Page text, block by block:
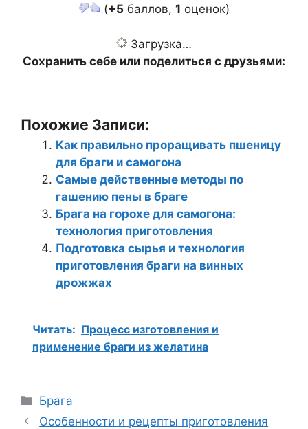
(+5 баллов, 1 оценок)
Загрузка…
Сохранить себе или поделиться с друзьями:
Похожие Записи:
Как правильно проращивать пшеницу
для браги и самогона
Самые действенные методы по
гашению пены в браге
Брага на горохе для самогона:
технология приготовления
Подготовка сырья и технология
приготовления браги на винных
дрожжах
Читать: Процесс изготовления и
применение браги из желатина
Рубрики
Брага
Особенности и рецепты приготовления